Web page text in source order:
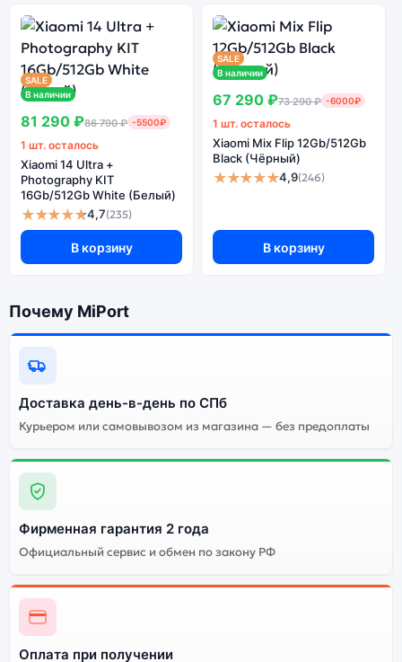
SALE
В наличии
81 290 ₽86 790 ₽ -5500₽
1 шт. осталось
Xiaomi 14 Ultra +
Photography KIT
16Gb/512Gb White (Белый)
★★★★★4,7(235)
В корзину
SALE
В наличии
67 290 ₽73 290 ₽ -6000₽
1 шт. осталось
Xiaomi Mix Flip 12Gb/512Gb
Black (Чёрный)
★★★★★4,9(246)
В корзину
Почему MiPort
Доставка день-в-день по СПб
Курьером или самовывозом из магазина — без предоплаты
Фирменная гарантия 2 года
Официальный сервис и обмен по закону РФ
Оплата при получении